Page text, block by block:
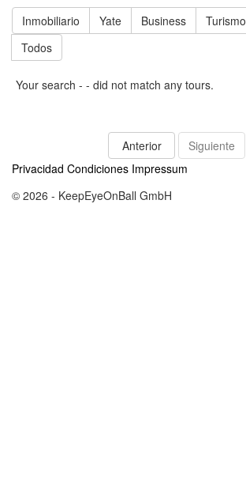
Inmobiliario Yate Business Turismo
Todos
Your search - - did not match any tours.
Anterior
Siguiente
Privacidad Condiciones Impressum
© 2026 - KeepEyeOnBall GmbH